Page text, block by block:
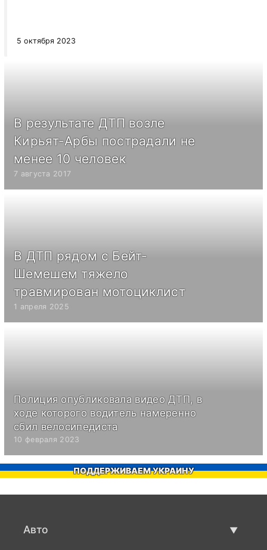
5 октября 2023
В результате ДТП возле
Кирьят-Арбы пострадали не
менее 10 человек
7 августа 2017
В ДТП рядом с Бейт-
Шемешем тяжело
травмирован мотоциклист
1 апреля 2025
Полиция опубликовала видео ДТП, в
ходе которого водитель намеренно
сбил велосипедиста
10 февраля 2023
ПОДДЕРЖИВАЕМ УКРАИНУ
Авто